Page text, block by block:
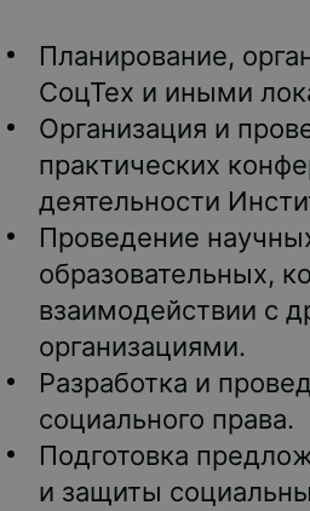
Планирование,
СоцТех и иными
Организация и
практических
деятельности
Проведение
образовательных,
взаимодействии с
организациями.
Разработка и
социального права.
Подготовка
и защиты